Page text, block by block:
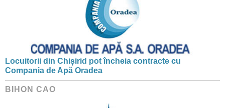
Locuitorii din Chișirid pot încheia contracte cu
Compania de Apă Oradea
BIHON CAO